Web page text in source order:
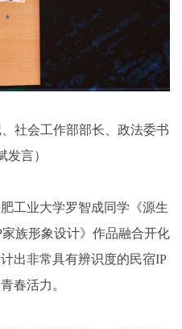
、社会工作部部长、政法委书
发言）
工业大学罗智成同学《源生
族形象设计》作品融合开化
出非常具有辨识度的民宿IP
春活力。